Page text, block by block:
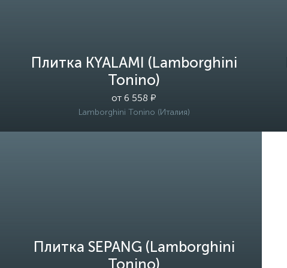
Плитка KYALAMI (Lamborghini
Tonino)
от 6 558 ₽
Lamborghini Tonino (Италия)
Плитка SEPANG (Lamborghini
Tonino)